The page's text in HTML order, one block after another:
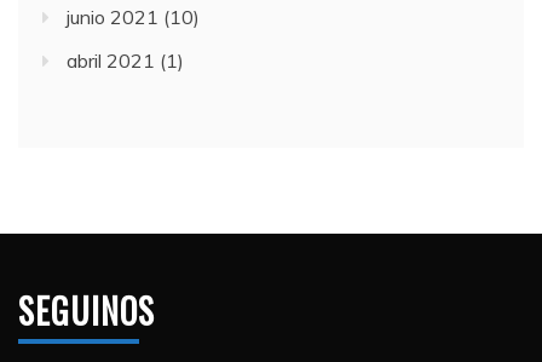
junio 2021 (10)
abril 2021 (1)
SEGUINOS